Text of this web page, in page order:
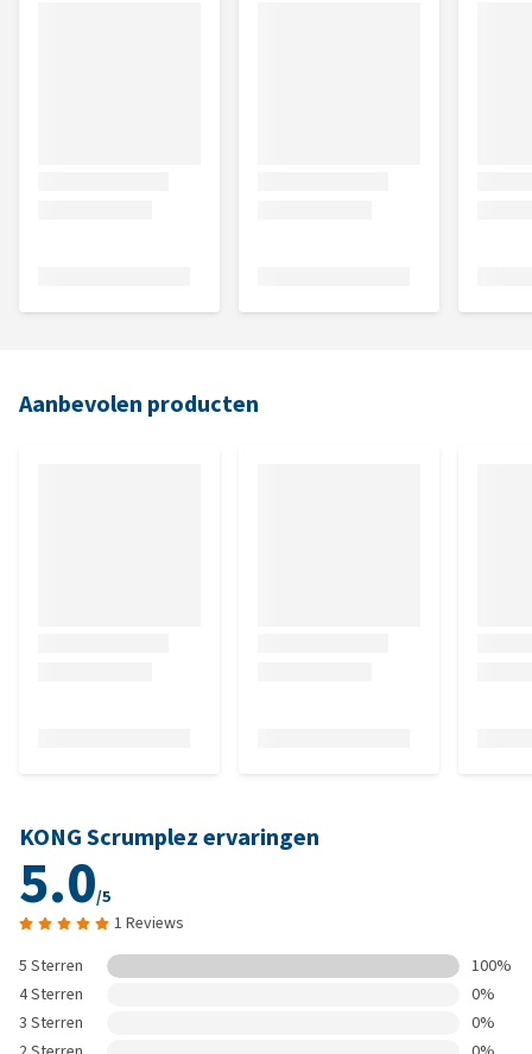
Aanbevolen producten
KONG Scrumplez ervaringen
5.0/5
1 Reviews
5 Sterren
100%
4 Sterren
0%
3 Sterren
0%